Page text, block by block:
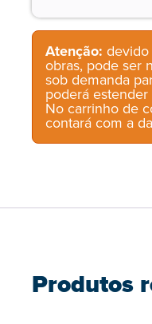
Atenção:
obras, pode ser
sob demanda
poderá
No carrinho de
contará com a
Produtos